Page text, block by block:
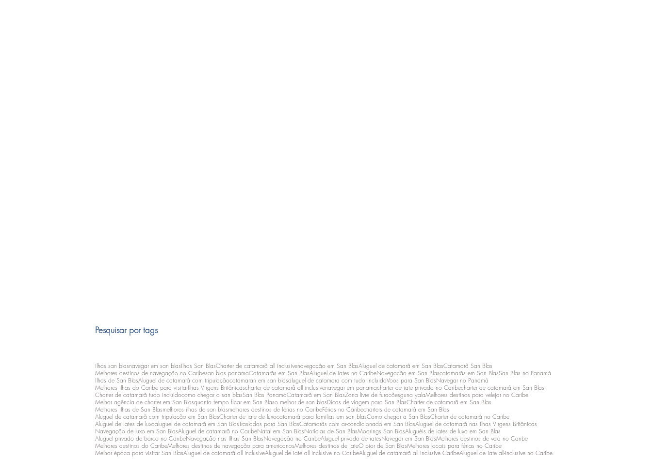
Pesquisar por tags
ilhas san blasnavegar em san blasIlhas San BlasCharter de catamarã all inclusivenavegação em San BlasAluguel de catamarã em San BlasCatamarã San Blas
Melhores destinos de navegação no Caribesan blas panamaCatamarãs em San BlasAluguel de iates no CaribeNavegação em San Blascatamarãs em San BlasSan Blas no Panamá
Ilhas de San BlasAluguel de catamarã com tripulaçãocatamaran em san blasaluguel de catamara com tudo incluidoVoos para San BlasNavegar no Panamá
Melhores ilhas do Caribe para visitarIlhas Virgens Britânicascharter de catamarã all inclusivenavegar em panamacharter de iate privado no Caribecharter de catamarã em San Blas
Charter de catamarã tudo incluídocomo chegar a san blasSan Blas PanamáCatamarã em San BlasZona livre de furacõesguna yalaMelhores destinos para velejar no Caribe
Melhor agência de charter em San Blasquanto tempo ficar em San Blaso melhor de san blasDicas de viagem para San BlasCharter de catamarã em San Blas
Melhores ilhas de San Blasmelhores ilhas de san blasmelhores destinos de férias no CaribeFérias no Caribecharters de catamarã em San Blas
Aluguel de catamarã com tripulação em San BlasCharter de iate de luxocatamarã para familias em san blasComo chegar a San BlasCharter de catamarã no Caribe
Aluguel de iates de luxoaluguel de catamarã em San BlasTraslados para San BlasCatamarãs com ar-condicionado em San BlasAluguel de catamarã nas Ilhas Virgens Britânicas
Navegação de luxo em San BlasAluguel de catamarã no CaribeNatal em San BlasNotícias de San BlasMoorings San BlasAluguéis de iates de luxo em San Blas
Aluguel privado de barco no CaribeNavegação nas Ilhas San BlasNavegação no CaribeAluguel privado de iatesNavegar em San BlasMelhores destinos de vela no Caribe
Melhores destinos do CaribeMelhores destinos de navegação para americanosMelhores destinos de iateO pior de San BlasMelhores locais para férias no Caribe
Melhor época para visitar San BlasAluguel de catamarã all inclusiveAluguel de iate all inclusive no CaribeAluguel de catamarã all inclusive CaribeAluguel de iate all-inclusive no Caribe